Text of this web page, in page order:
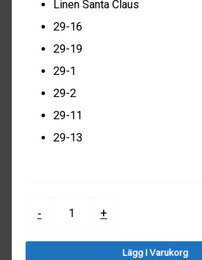
Linen Santa Claus
29-16
29-19
29-1
29-2
29-11
29-13
-
Vinflaska
+
Lägg I Varukorg